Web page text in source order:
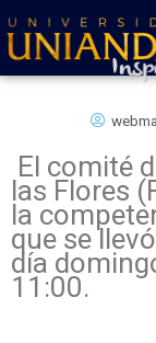
al
contenido
El comité
las Flores
la
que se
día
11:00.